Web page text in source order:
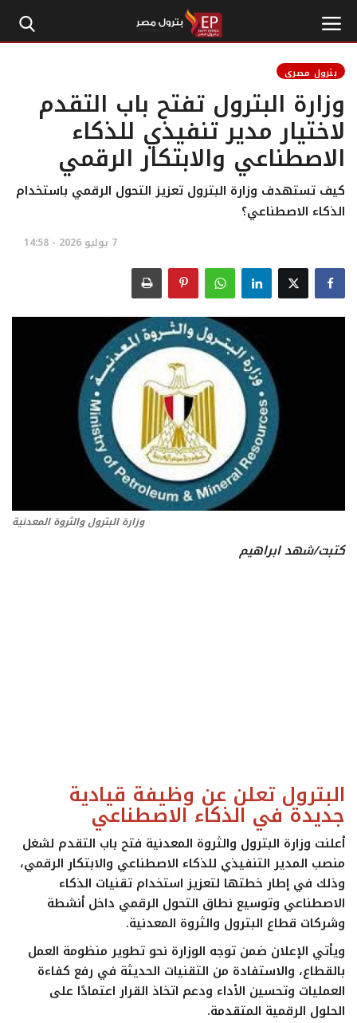
الرئيسية
إتصل بنا
بترول
اقتصاد وأموال
طاقة
اتصالات وتكنولوجيا
تقارير
بترول مصري
وزارة البترول تفتح باب التقدم
لاختيار مدير تنفيذي للذكاء
الاصطناعي والابتكار الرقمي
كيف تستهدف وزارة البترول تعزيز التحول الرقمي باستخدام
الذكاء الاصطناعي؟
7 يوليو 2026 - 14:58
وزارة البترول والثروة المعدنية
كتبت/شهد ابراهيم
البترول تعلن عن وظيفة قيادية
جديدة في الذكاء الاصطناعي
أعلنت وزارة البترول والثروة المعدنية فتح باب التقدم لشغل
منصب المدير التنفيذي للذكاء الاصطناعي والابتكار الرقمي،
وذلك في إطار خطتها لتعزيز استخدام تقنيات الذكاء
الاصطناعي وتوسيع نطاق التحول الرقمي داخل أنشطة
وشركات قطاع البترول والثروة المعدنية.
ويأتي الإعلان ضمن توجه الوزارة نحو تطوير منظومة العمل
بالقطاع، والاستفادة من التقنيات الحديثة في رفع كفاءة
العمليات وتحسين الأداء ودعم اتخاذ القرار اعتمادًا على
الحلول الرقمية المتقدمة.